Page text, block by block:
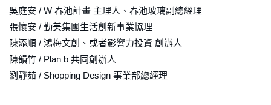
吳庭安 / W 春池計畫 主理人、春池玻璃副總經理
張懷安 / 勤美集團生活創新事業協理
陳添順 / 鴻梅文創、或者影響力投資 創辦人
陳韻竹 / Plan b 共同創辦人
劉靜茹 / Shopping Design 事業部總經理